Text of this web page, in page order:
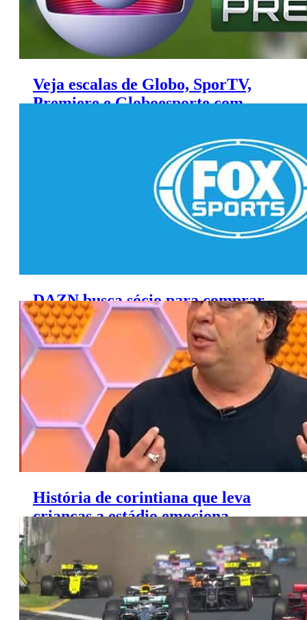
Veja escalas de Globo, SporTV,
Premiere e Globoesporte.com
DAZN busca sócio para comprar
ativos do FOX Sports, diz site
História de corintiana que leva
crianças a estádio emociona
Casagrande no ‘Globo Esporte’